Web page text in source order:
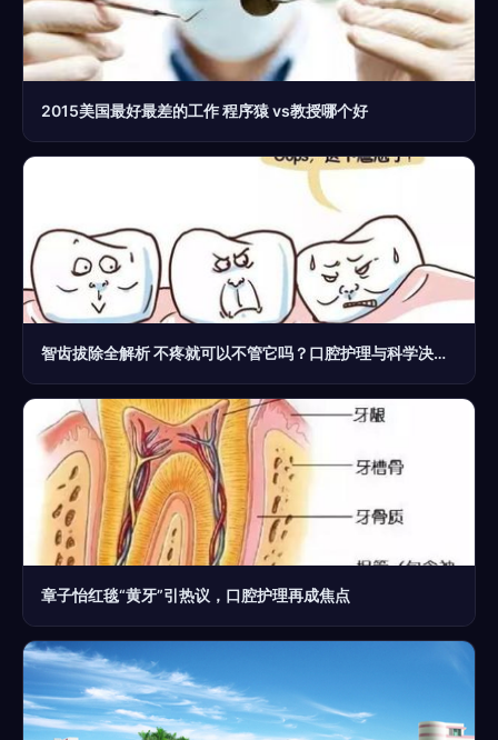
2015美国最好最差的工作 程序猿 vs教授哪个好
智齿拔除全解析 不疼就可以不管它吗？口腔护理与科学决策指南
章子怡红毯“黄牙”引热议，口腔护理再成焦点